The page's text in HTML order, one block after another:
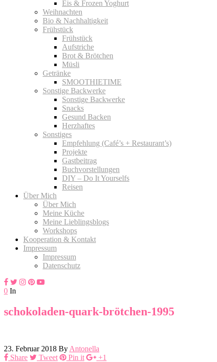
Eis & Frozen Yoghurt
Weihnachten
Bio & Nachhaltigkeit
Frühstück
Frühstück
Aufstriche
Brot & Brötchen
Müsli
Getränke
SMOOTHIETIME
Sonstige Backwerke
Sonstige Backwerke
Snacks
Gesund Backen
Herzhaftes
Sonstiges
Empfehlung (Café’s + Restaurant’s)
Projekte
Gastbeitrag
Buchvorstellungen
DIY – Do It Yourselfs
Reisen
Über Mich
Über Mich
Meine Küche
Meine Lieblingsblogs
Workshops
Kooperation & Kontakt
Impressum
Impressum
Datenschutz
0 In
schokoladen-quark-brötchen-1995
23. Februar 2018 By Antonella
Share
Tweet Pin it +1